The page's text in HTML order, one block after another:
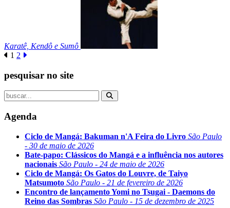
Karatê, Kendô e Sumô
1 2
pesquisar no site
Agenda
Ciclo de Mangá: Bakuman n'A Feira do Livro São Paulo
- 30 de maio de 2026
Bate-papo: Clássicos do Mangá e a influência nos autores
nacionais São Paulo - 24 de maio de 2026
Ciclo de Mangá: Os Gatos do Louvre, de Taiyo
Matsumoto São Paulo - 21 de fevereiro de 2026
Encontro de lançamento Yomi no Tsugai - Daemons do
Reino das Sombras São Paulo - 15 de dezembro de 2025